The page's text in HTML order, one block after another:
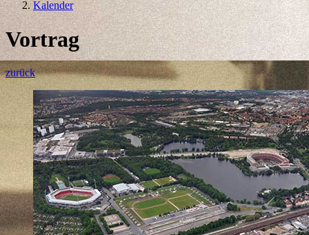
Kalender
Vortrag
zurück